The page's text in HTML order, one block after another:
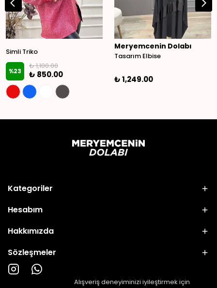
Alışveriş deneyiminizi iyileştirmek için
Simli Triko
%23
₺ 1,100.00
₺ 850.00
Meryemcenin Dolabı
Tasarım Elbise
₺ 1,249.00
Kategoriler
Hesabım
Hakkımızda
Sözleşmeler